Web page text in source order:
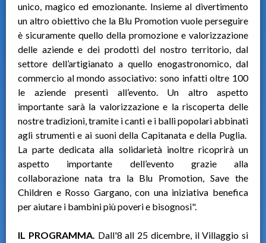
unico, magico ed emozionante. Insieme al divertimento
un altro obiettivo che la Blu Promotion vuole perseguire
è sicuramente quello della promozione e valorizzazione
delle aziende e dei prodotti del nostro territorio, dal
settore dell’artigianato a quello enogastronomico, dal
commercio al mondo associativo: sono infatti oltre 100
le aziende presenti all’evento. Un altro aspetto
importante sarà la valorizzazione e la riscoperta delle
nostre tradizioni, tramite i canti e i balli popolari abbinati
agli strumenti e ai suoni della Capitanata e della Puglia.
La parte dedicata alla solidarietà inoltre ricoprirà un
aspetto importante dell’evento grazie alla
collaborazione nata tra la Blu Promotion, Save the
Children e Rosso Gargano, con una iniziativa benefica
per aiutare i bambini più poveri e bisognosi".
IL PROGRAMMA. Dall'8 all 25 dicembre, il Villaggio si